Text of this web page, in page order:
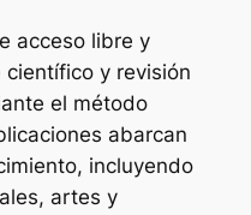
acceso libre y
y revisión
el método
abarcan
incluyendo
artes y